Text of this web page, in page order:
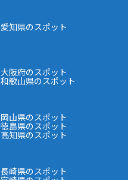
愛知県のスポット
大阪府のスポット
和歌山県のスポット
岡山県のスポット
徳島県のスポット
高知県のスポット
長崎県のスポット